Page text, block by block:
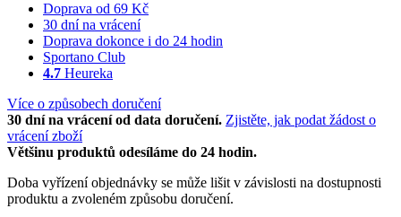
Doprava od 69 Kč
30 dní na vrácení
Doprava dokonce i do 24 hodin
Sportano Club
4.7 Heureka
Více o způsobech doručení
30 dní na vrácení od data doručení. Zjistěte, jak podat žádost o
vrácení zboží
Většinu produktů odesíláme do 24 hodin.
Doba vyřízení objednávky se může lišit v závislosti na dostupnosti
produktu a zvoleném způsobu doručení.